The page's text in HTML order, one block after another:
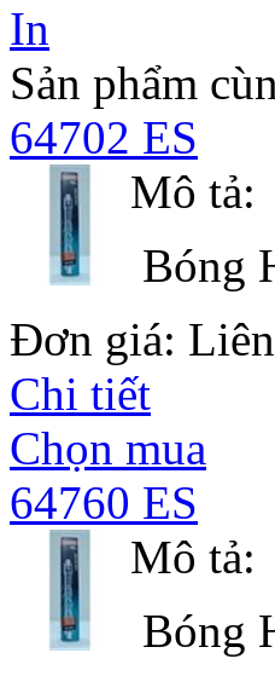
In
Sản phẩm
64702 ES
Mô tả:
Bóng
Đơn giá:
Chi tiết
Chọn mua
64760 ES
Mô tả:
Bóng